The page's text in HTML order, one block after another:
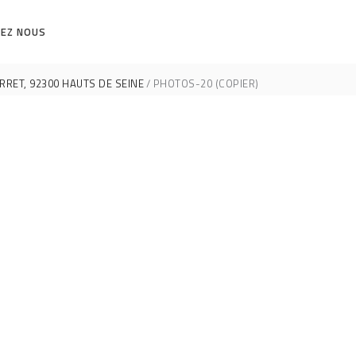
NOUS
92300 HAUTS DE SEINE PHOTOS-20 (COPIER)